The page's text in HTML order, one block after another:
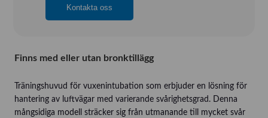
Kontakta oss
Finns med eller utan bronktillägg
Träningshuvud för vuxenintubation som erbjuder en lösning för
hantering av luftvägar med varierande svårighetsgrad. Denna
mångsidiga modell sträcker sig från utmanande till mycket svår